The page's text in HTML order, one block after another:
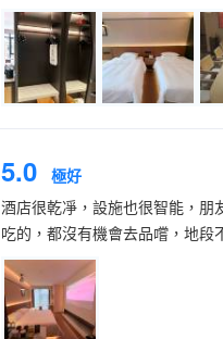
5.0 極好
酒店很乾凈，設施也很智能，朋
吃的，都沒有機會去品嚐，地段